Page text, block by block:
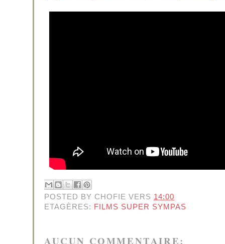
POSTED BY CHOFIE VERS 14:00
ETAGÈRES: FILMS SUPER SYMPAS
AUCUN COMMENTAIRE: